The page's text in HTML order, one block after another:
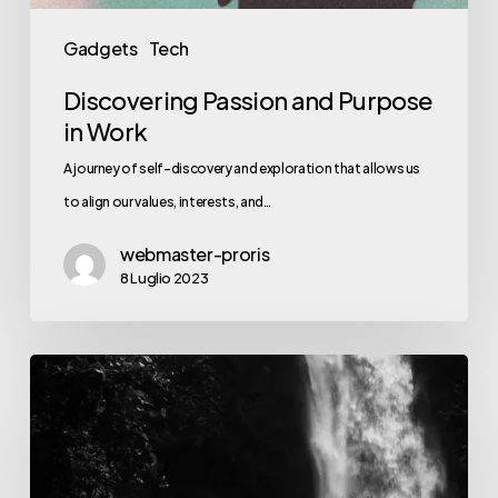
Gadgets Tech
Discovering Passion and Purpose
in Work
A journey of self-discovery and exploration that allows us
to align our values, interests, and…
webmaster-proris
8 Luglio 2023
Unveil
the
Wonders